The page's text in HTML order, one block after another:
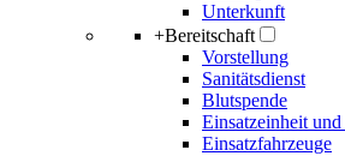
Unterkunft
+Bereitschaft
Vorstellung
Sanitätsdienst
Blutspende
Einsatzeinheit
Einsatzfahrzeuge